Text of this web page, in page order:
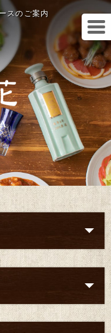
スのご案内